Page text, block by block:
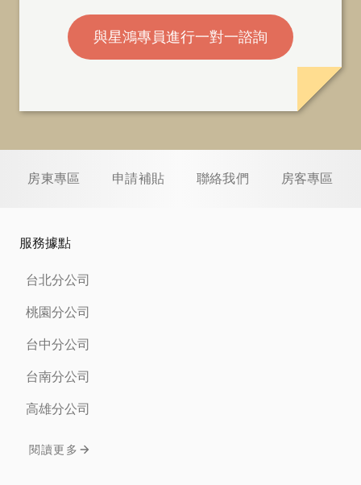
與星鴻專員進行一對一諮詢
房東專區 申請補貼 聯絡我們 房客專區
服務據點
台北分公司
桃園分公司
台中分公司
台南分公司
高雄分公司
閱讀更多